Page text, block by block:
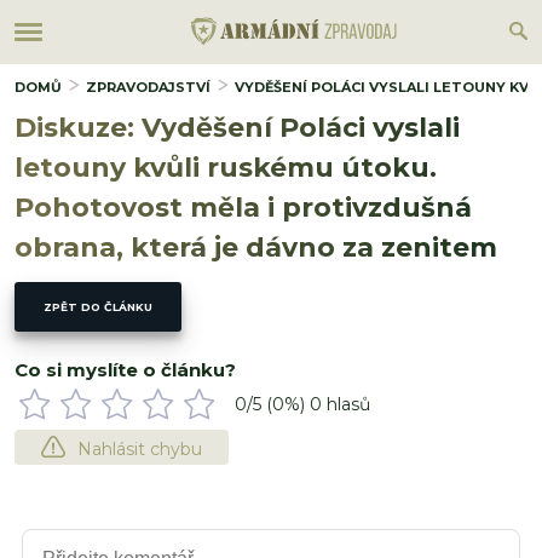
DOMŮ ZPRAVODAJSTVÍ VYDĚŠENÍ POLÁCI VYSLALI LETOUNY
Diskuze: Vyděšení Poláci vyslali
letouny kvůli ruskému útoku.
Pohotovost měla i protivzdušná
obrana, která je dávno za zenitem
ZPĚT DO ČLÁNKU
Co si myslíte o článku?
0/5 (0%) 0 hlasů
Nahlásit chybu